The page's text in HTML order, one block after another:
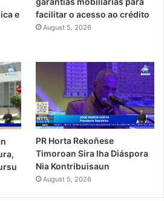
e
facilitar o acesso ao crédito
August 5, 2026
PR Horta Rekoñese
Timoroan Sira Iha Diáspora
Nia Kontribuisaun
August 5, 2026